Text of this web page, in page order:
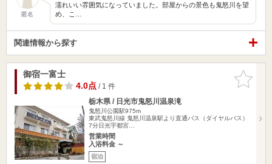
匿名
濡れいい雰囲気になっていました。部屋からの景色も鬼怒川を望
め、こ…
関連情報から探す
お気に入
りに追加
御宿一富士
4.0点/ 1 件
栃木県 / 日光市鬼怒川温泉滝
鬼怒川公園駅975m
東武鬼怒川線 鬼怒川温泉駅より直通バス（ダイヤルバス）
7分日光宇都宮…
営業時間
入浴料金 ～
宿泊